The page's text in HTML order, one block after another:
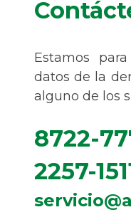
Estamos
datos de la
alguno de los
8722-
2257-